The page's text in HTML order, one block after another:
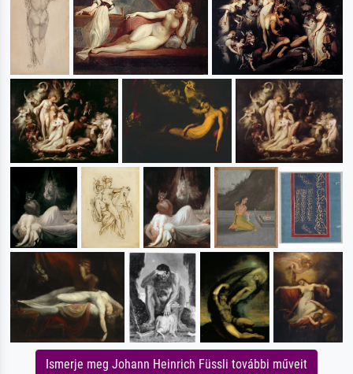
Ismerje meg Johann Heinrich Füssli további műveit